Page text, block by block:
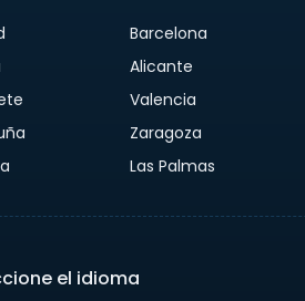
Barcelona
Alicante
Valencia
Zaragoza
Las Palmas
el idioma